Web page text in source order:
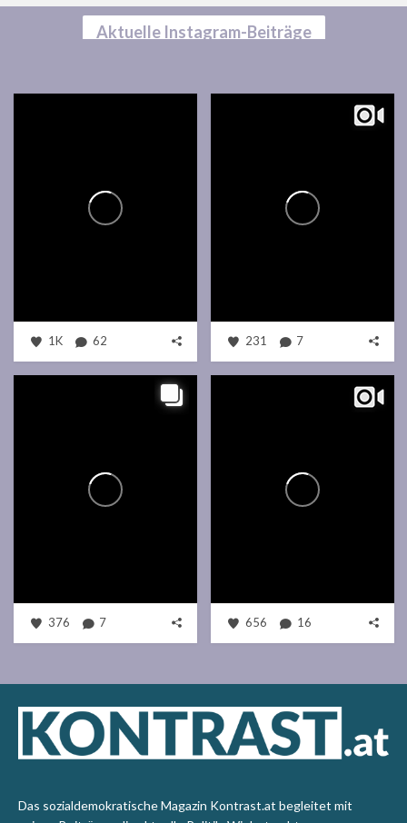
Aktuelle Instagram-Beiträge
1K 62 231 7
376 7 656 16
Das sozialdemokratische Magazin Kontrast.at begleitet mit